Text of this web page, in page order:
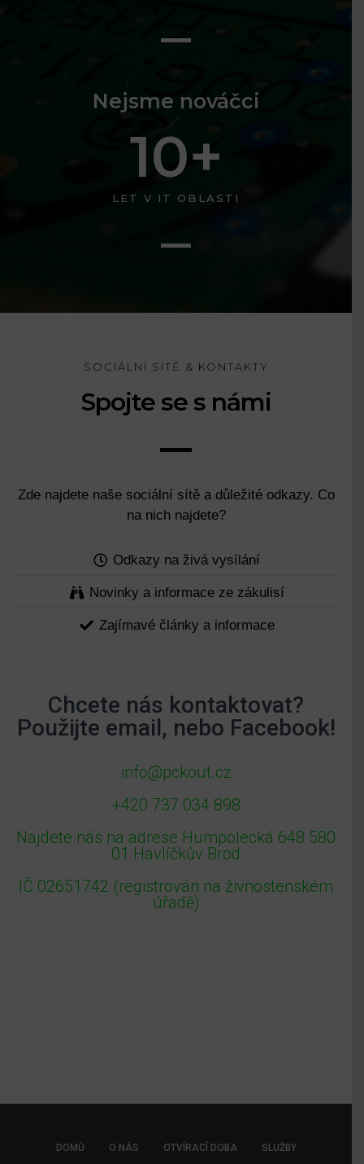
Nejsme nováčci
10+
LET V IT OBLASTI
SOCIÁLNÍ SÍTĚ & KONTAKTY
Spojte se s námi
Zde najdete naše sociální sítě a důležité odkazy. Co
na nich najdete?
Odkazy na živá vysílání
Novinky a informace ze zákulisí
Zajímavé články a informace
Chcete nás kontaktovat?
Použijte email, nebo Facebook!
info@pckout.cz
+420 737 034 898
Najdete nás na adrese Humpolecká 648 580
01 Havlíčkův Brod
IČ 02651742 (registrován na živnostenském
úřadě)
DOMŮ O NÁS OTVÍRACÍ DOBA SLUŽBY